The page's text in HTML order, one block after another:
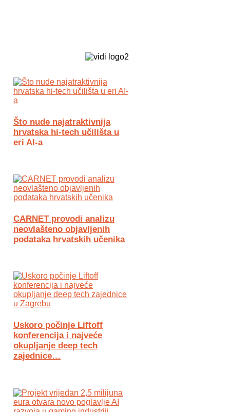
Što nude najatraktivnija
hrvatska hi-tech učilišta u
eri AI-a
CARNET provodi analizu
neovlašteno objavljenih
podataka hrvatskih učenika
Uskoro počinje Liftoff
konferencija i najveće
okupljanje deep tech
zajednice…